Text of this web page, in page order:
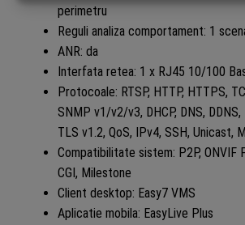
perimetru
Reguli analiza comportament: 1
ANR: da
Interfata retea: 1 x RJ45 10/100
Protocoale: RTSP, HTTP, HTTPS,
SNMP v1/v2/v3, DHCP, DNS, DDNS,
TLS v1.2, QoS, IPv4, SSH, Unicast,
Compatibilitate sistem: P2P, ONVIF
CGI, Milestone
Client desktop: Easy7 VMS
Aplicatie mobila: EasyLive Plus